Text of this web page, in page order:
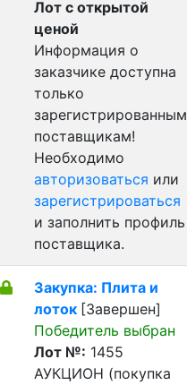
Лот с открытой
ценой
Информация о
заказчике доступна
только
зарегистрированным
поставщикам!
Необходимо
авторизоваться или
зарегистрироваться
и заполнить профиль
поставщика.
Закупка: Плита и
лоток [Завершен]
Победитель выбран
Лот №: 1455
АУКЦИОН (покупка